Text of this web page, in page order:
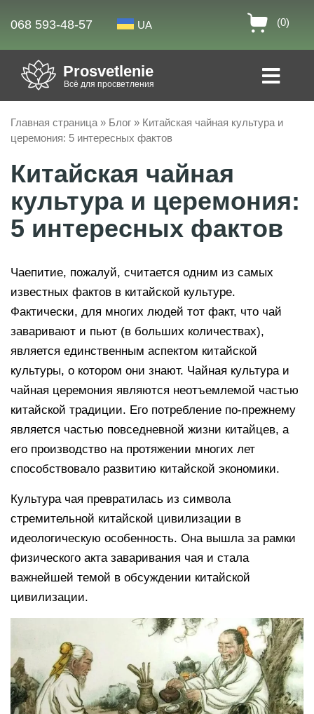
068 593-48-57 UA (0)
Prosvetlenie
Всё для просветления
Главная страница » Блог » Китайская чайная культура и
церемония: 5 интересных фактов
Китайская чайная
культура и церемония:
5 интересных фактов
Чаепитие, пожалуй, считается одним из самых
известных фактов в китайской культуре.
Фактически, для многих людей тот факт, что чай
заваривают и пьют (в больших количествах),
является единственным аспектом китайской
культуры, о котором они знают. Чайная культура и
чайная церемония являются неотъемлемой частью
китайской традиции. Его потребление по-прежнему
является частью повседневной жизни китайцев, а
его производство на протяжении многих лет
способствовало развитию китайской экономики.
Культура чая превратилась из символа
стремительной китайской цивилизации в
идеологическую особенность. Она вышла за рамки
физического акта заваривания чая и стала
важнейшей темой в обсуждении китайской
цивилизации.